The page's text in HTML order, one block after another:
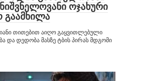
ოჯახური
თითებით აიღო გაყვითლებული
დედობა მასზე ტბის პირას მდგომი